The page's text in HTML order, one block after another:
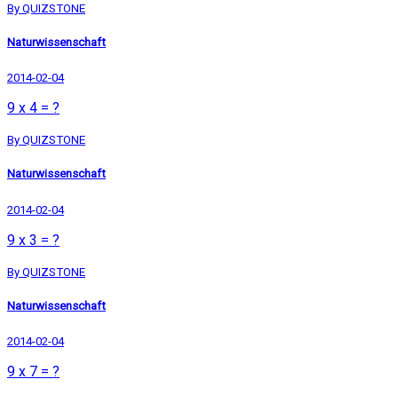
By QUIZSTONE
Naturwissenschaft
2014-02-04
9 x 4 = ?
By QUIZSTONE
Naturwissenschaft
2014-02-04
9 x 3 = ?
By QUIZSTONE
Naturwissenschaft
2014-02-04
9 x 7 = ?